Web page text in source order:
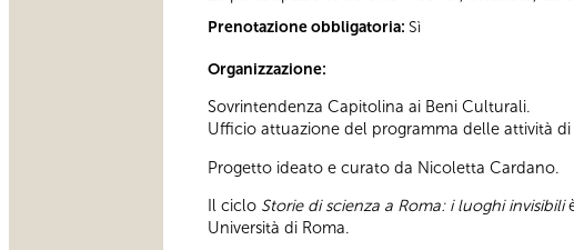
Prenotazione obbligatoria: Sì
Organizzazione:
Sovrintendenza Capitolina ai Beni Culturali.
Ufficio attuazione del programma delle attività
Progetto ideato e curato da Nicoletta Cardano.
Il ciclo Storie di scienza a Roma: i luoghi invisibili
Università di Roma.